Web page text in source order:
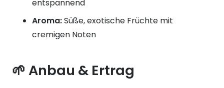
entspannend
Aroma:Süße, exotische Früchte mit
cremigen Noten
🌱 Anbau & Ertrag